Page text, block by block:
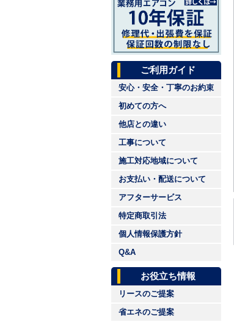
ご利用ガイド
安心・安全・丁寧のお約束
初めての方へ
他店との違い
工事について
施工対応地域について
お支払い・配送について
アフターサービス
特定商取引法
個人情報保護方針
Q&A
お役立ち情報
リースのご提案
省エネのご提案